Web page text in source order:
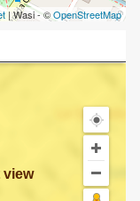
| Wasi - ©OpenStreetMap
view